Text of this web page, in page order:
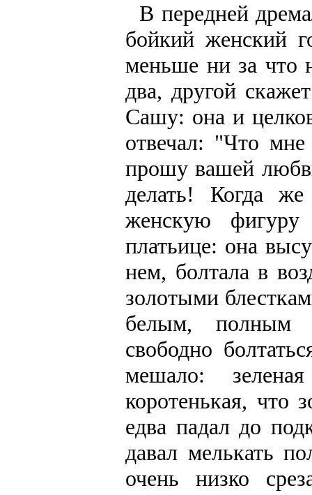
В передней
бойкий женский
меньше ни за что
два, другой
Сашу: она и
отвечал: "Что
прошу вашей
делать! Когда
женскую фигуру
платьице: она
нем, болтала в
золотыми
белым, полным
свободно
мешало:
коротенькая, что
едва падал до
давал мелькать
очень низко